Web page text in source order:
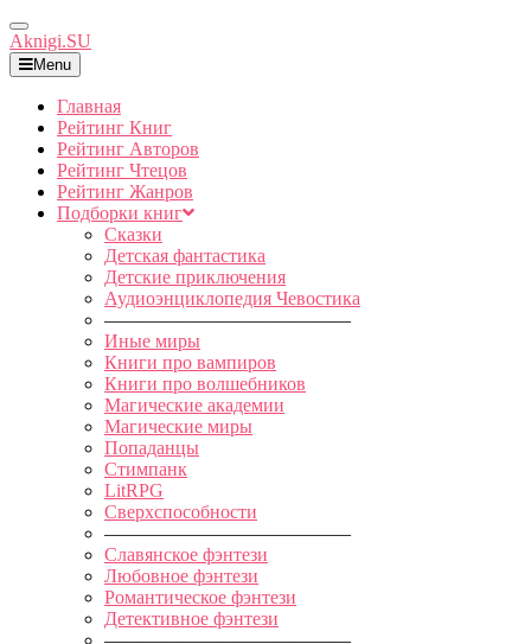
Toggle
Navigation
Aknigi.SU
Menu
Главная
Рейтинг Книг
Рейтинг Авторов
Рейтинг Чтецов
Рейтинг Жанров
Подборки книг
Сказки
Детская фантастика
Детские приключения
Аудиоэнциклопедия Чевостика
—————————————
Иные миры
Книги про вампиров
Книги про волшебников
Магические академии
Магические миры
Попаданцы
Стимпанк
LitRPG
Сверхспособности
—————————————
Славянское фэнтези
Любовное фэнтези
Романтическое фэнтези
Детективное фэнтези
—————————————